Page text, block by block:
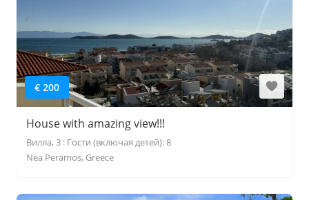
€ 200
House with amazing view!!!
Вилла, 3 : Гости (включая детей): 8
Nea Peramos, Greece